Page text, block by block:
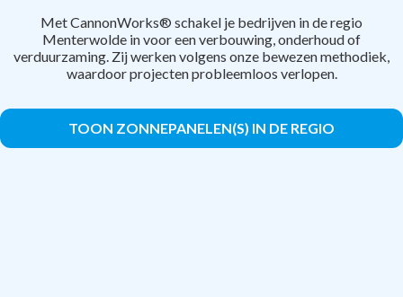
Met CannonWorks® schakel je bedrijven in de regio
Menterwolde in voor een verbouwing, onderhoud of
verduurzaming. Zij werken volgens onze bewezen methodiek,
waardoor projecten probleemloos verlopen.
TOON ZONNEPANELEN(S) IN DE REGIO